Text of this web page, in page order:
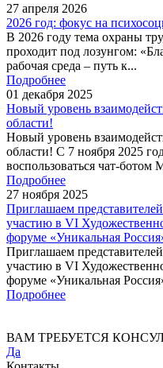
27 апреля 2026
2026 год: фокус на
В 2026 году тема охраны
проходит под лозунгом:
рабочая среда – путь к...
Подробнее
01 декабря 2025
Новый уровень
области!
Новый уровень
области! С 7 ноября 2025
воспользоваться чат-
Подробнее
27 ноября 2025
Приглашаем
участию в VI
форуме «Уникальная
Приглашаем
участию в VI
форуме «Уникальная
Подробнее
ВАМ ТРЕБУЕТСЯ
Да